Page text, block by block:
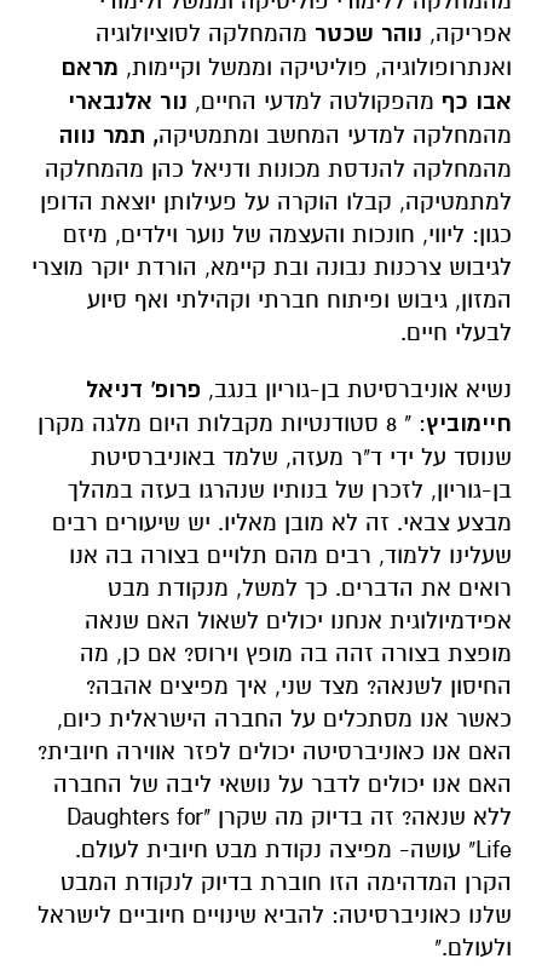
אפריקה, נוהר שכטר מהמחלקה לסוציולוגיה
ואנתרופולוגיה, פוליטיקה וממשל וקיימות, מראם
אבו כף מהפקולטה למדעי החיים, נור אלנבארי
מהמחלקה למדעי המחשב ומתמטיקה, תמר נווה
מהמחלקה להנדסת מכונות ודניאל כהן מהמחלקה
למתמטיקה, קבלו הוקרה על פעילותן יוצאת הדופן
כגון: ליווי, חונכות והעצמה של נוער וילדים, מיזם
לגיבוש צרכנות נבונה ובת קיימא, הורדת יוקר מוצרי
המזון, גיבוש ופיתוח חברתי וקהילתי ואף סיוע
לבעלי חיים.
נשיא אוניברסיטת בן-גוריון בנגב, פרופ' דניאל
חיימוביץ
: " 8 סטודנטיות מקבלות היום מלגה מקרן
שנוסד על ידי ד"ר מעזה, שלמד באוניברסיטת
בן-גוריון, לזכרן של בנותיו שנהרגו בעזה במהלך
מבצע צבאי. זה לא מובן מאליו. יש שיעורים רבים
שעלינו ללמוד, רבים מהם תלויים בצורה בה אנו
רואים את הדברים. כך למשל, מנקודת מבט
אפידמיולוגית אנחנו יכולים לשאול האם שנאה
מופצת בצורה זהה בה מופץ וירוס? אם כן, מה
החיסון לשנאה? מצד שני, איך מפיצים אהבה?
כאשר אנו מסתכלים על החברה הישראלית כיום,
האם אנו כאוניברסיטה יכולים לפזר אווירה חיובית?
האם אנו יכולים לדבר על נושאי ליבה של החברה
ללא שנאה? זה בדיוק מה שקרן "Daughters for
Life" עושה- מפיצה נקודת מבט חיובית לעולם.
הקרן המדהימה הזו חוברת בדיוק לנקודת המבט
שלנו כאוניברסיטה: להביא שינויים חיוביים לישראל
ולעולם."